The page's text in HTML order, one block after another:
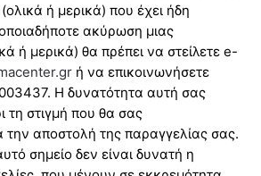
ή μερικά) που έχει ήδη
ακύρωση μιας
ή μερικά) θα πρέπει να στείλετε e-
ή να επικοινωνήσετε
Η δυνατότητα αυτή σας
τη στιγμή που θα σας
την αποστολή της παραγγελίας σας.
σημείο δεν είναι δυνατή η